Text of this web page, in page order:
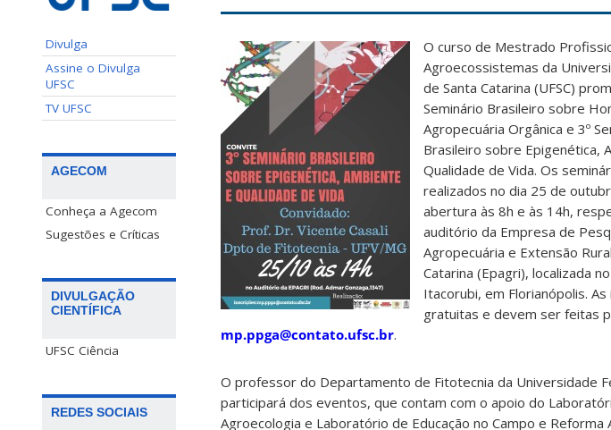
Divulga
Assine o Divulga
UFSC
TV UFSC
AGECOM
Conheça a Agecom
Sugestões e Críticas
DIVULGAÇÃO
CIENTÍFICA
UFSC Ciência
REDES SOCIAIS
O curso de Mestrado
Agroecossistemas da
de Santa Catarina (UFSC)
Seminário Brasileiro sobre
Agropecuária Orgânica e 3º
Brasileiro sobre Epigenética,
Qualidade de Vida. Os
realizados no dia 25 de
abertura às 8h e às 14h,
auditório da Empresa de
Agropecuária e Extensão
Catarina (Epagri), localizada
Itacorubi, em Florianópolis.
gratuitas e devem ser feitas
mp.ppga@contato.ufsc.br.
O professor do Departamento de Fitotecnia da Universidade
participará dos eventos, que contam com o apoio do
Agroecologia e Laboratório de Educação no Campo e Reforma